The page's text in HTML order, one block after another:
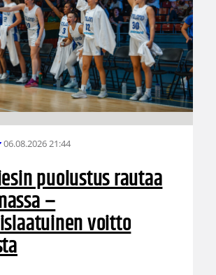
06.08.2026 21:44
puolustus rautaa
–
voitto